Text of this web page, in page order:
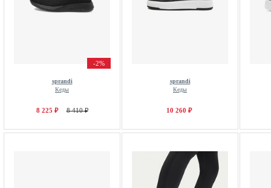
-2%
sprandi
Кеды
8 225 ₽ 8 410 ₽
sprandi
Кеды
10 260 ₽